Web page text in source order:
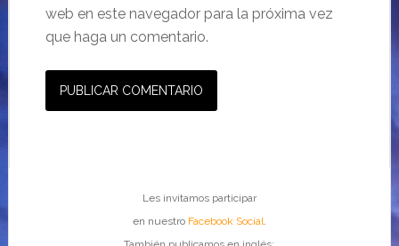
web en este navegador para la próxima vez
que haga un comentario.
Les invitamos participar
en nuestro Facebook Social.